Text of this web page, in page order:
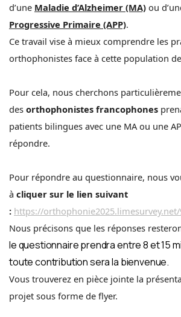
d’une Maladie d’Alzheimer (MA) ou
Progressive Primaire (APP).
Ce travail vise à mieux comprendre les
orthophonistes face à cette population
Pour cela, nous cherchons
des orthophonistes francophones
patients bilingues avec une MA ou une
répondre.
Pour répondre au questionnaire, nous
à cliquer sur le lien suivant
: https://orthophonie2025.limesurvey.net/
Nous précisons que les réponses
le questionnaire prendra entre 8 et 15
toute contribution sera la bienvenue.
Vous trouverez en pièce jointe la
projet sous forme de flyer.